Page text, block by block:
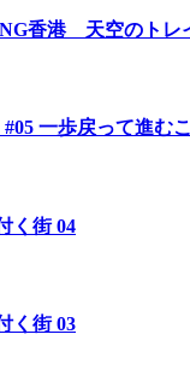
香港 天空のトレ
一歩戻って進む
く街 04
く街 03